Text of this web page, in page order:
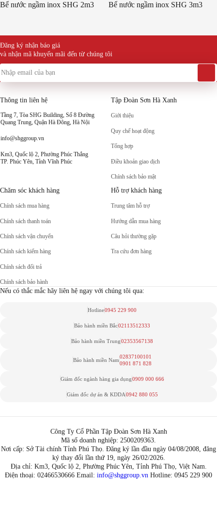
Bể nước ngầm inox SHG 2m3 Bể nước ngầm inox SHG 3m3
Đăng ký nhận báo giá
và nhận mã khuyến mãi đến từ chúng tôi
Thông tin liên hệ
Tầng 7, Tòa SHG Building, Số 8 Đường
Quang Trung, Quận Hà Đông, Hà Nội
info@shggroup.vn
Km3, Quốc lộ 2, Phường Phúc Thắng
TP. Phúc Yên, Tỉnh Vĩnh Phúc
Tập Đoàn Sơn Hà Xanh
Giới thiệu
Quy chế hoạt động
Tổng hợp
Điều khoản giao dịch
Chính sách bảo mật
Chăm sóc khách hàng
Chính sách mua hàng
Chính sách thanh toán
Chính sách vận chuyển
Chính sách kiểm hàng
Chính sách đổi trả
Chính sách bảo hành
Hỗ trợ khách hàng
Trung tâm hỗ trợ
Hướng dẫn mua hàng
Câu hỏi thường gặp
Tra cứu đơn hàng
Nếu có thắc mắc hãy liên hệ ngay với chúng tôi qua:
Hotline0945 229 900
Bảo hành miền Bắc02113512333
Bảo hành miền Trung02353567138
Bảo hành miền Nam
02837100101
0901 871 828
Giám đốc ngành hàng gia dụng0909 000 666
Giám đốc dự án & KDDA0942 880 055
Công Ty Cổ Phần Tập Đoàn Sơn Hà Xanh
Mã số doanh nghiệp: 2500209363.
Nơi cấp: Sở Tài chính Tỉnh Phú Thọ. Đăng ký lần đầu ngày 04/08/2008, đăng
ký thay đổi lần thứ 19, ngày 26/02/2026.
Địa chỉ: Km3, Quốc lộ 2, Phường Phúc Yên, Tỉnh Phú Thọ, Việt Nam.
Điện thoại: 02466530666 Email: info@shggroup.vn Hotline: 0945 229 900